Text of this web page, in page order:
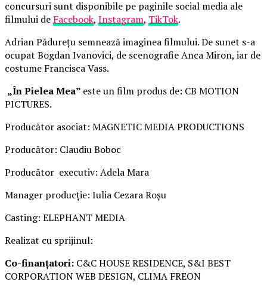
concursuri sunt disponibile pe paginile social media ale
filmului de Facebook, Instagram, TikTok.
Adrian Pădurețu semnează imaginea filmului. De sunet s-a
ocupat Bogdan Ivanovici, de scenografie Anca Miron, iar de
costume Francisca Vass.
„În Pielea Mea” este un film produs de: CB MOTION
PICTURES.
Producător asociat: MAGNETIC MEDIA PRODUCTIONS
Producător: Claudiu Boboc
Producător executiv: Adela Mara
Manager producție: Iulia Cezara Roșu
Casting: ELEPHANT MEDIA
Realizat cu sprijinul:
Co-finanțatori: C&C HOUSE RESIDENCE, S&I BEST
CORPORATION WEB DESIGN, CLIMA FREON